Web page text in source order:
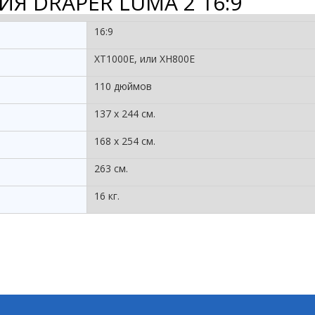
16:9
XT1000E, или XH800E
110 дюймов
137 х 244 см.
168 х 254 см.
263 см.
16 кг.